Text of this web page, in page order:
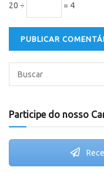
20 ÷ = 4
Participe do nosso